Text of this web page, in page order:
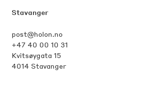
Stavanger
post@holon.no
+47 40 00 10 31
Kvitsøygata 15
4014 Stavanger